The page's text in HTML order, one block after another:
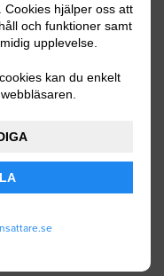
hjälper oss att
och funktioner samt
upplevelse.
kan du enkelt
enligt
IN